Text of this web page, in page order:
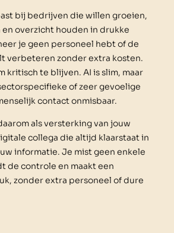
bij bedrijven die willen groeien,
overzicht houden in drukke
je geen personeel hebt of de
verbeteren zonder extra kosten.
kritisch te blijven. AI is slim, maar
of zeer gevoelige
contact onmisbaar.
als versterking van jouw
collega die altijd klaarstaat in
informatie. Je mist geen enkele
de controle en maakt een
zonder extra personeel of dure